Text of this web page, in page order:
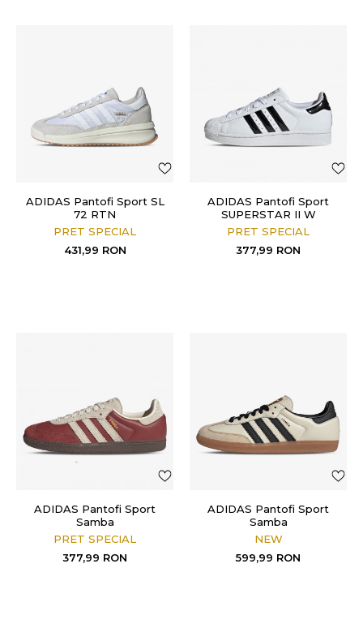
ADIDAS Pantofi Sport SL
72 RTN
PRET SPECIAL
431,99 RON
ADIDAS Pantofi Sport
SUPERSTAR II W
PRET SPECIAL
377,99 RON
ADIDAS Pantofi Sport
Samba
PRET SPECIAL
377,99 RON
ADIDAS Pantofi Sport
Samba
NEW
599,99 RON